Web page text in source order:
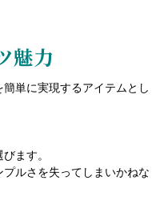
魅力
単に実現するアイテムとし
ます。
ルさを失ってしまいかねな